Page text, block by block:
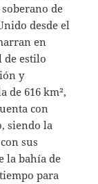
de
desde el
en
de estilo
y
de 616 km²,
con
siendo la
sus
la bahía de
para